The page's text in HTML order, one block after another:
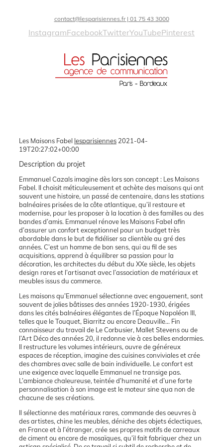
contact@lesparisiennes.fr | 01 75 43 3000
InstagramFacebookTwitterYouTubePinterest
Les Maisons Fabel lesparisiennes 2021-04-
19T20:27:02+00:00
Description du projet
Emmanuel Cazals imagine dès lors son concept : Les Maisons
Fabel. Il choisit méticuleusement et achète des maisons qui ont
souvent une histoire, un passé de centenaire, dans les stations
balnéaires prisées de la côte atlantique, qu’il restaure et
modernise, pour les proposer à la location à des familles ou des
bandes d’amis. Emmanuel rénove les Maisons Fabel afin
d’assurer un confort exceptionnel pour un budget très
abordable dans le but de fidéliser sa clientèle au gré des
années. C’est un homme de bon sens, qui au fil de ses
acquisitions, apprend à équilibrer sa passion pour la
décoration, les architectes du début du XXe siècle, les objets
design rares et l’artisanat avec l’association de matériaux et
meubles issus du commerce.
Les maisons qu’Emmanuel sélectionne avec engouement, sont
souvent de jolies bâtisses des années 1920-1930, érigées
dans les cités balnéaires élégantes de l’Époque Napoléon III,
telles que le Touquet, Biarritz ou encore Deauville… Fin
connaisseur du travail de Le Corbusier, Mallet Stevens ou de
l’Art Déco des années 20, il redonne vie à ces belles endormies.
Il restructure les volumes intérieurs, ouvre de généreux
espaces de réception, imagine des cuisines conviviales et crée
des chambres avec salle de bain individuelle. Le confort est
une exigence avec laquelle Emmanuel ne transige pas.
L’ambiance chaleureuse, teintée d’humanité et d’une forte
personnalisation à son image est le moteur sine qua non de
chacune de ses créations.
Il sélectionne des matériaux rares, commande des oeuvres à
des artistes, chine les meubles, déniche des objets éclectiques,
en France et à l’étranger, crée ses propres motifs de carreaux
de ciment ou encore de mosaïques, qu’il fait fabriquer chez un